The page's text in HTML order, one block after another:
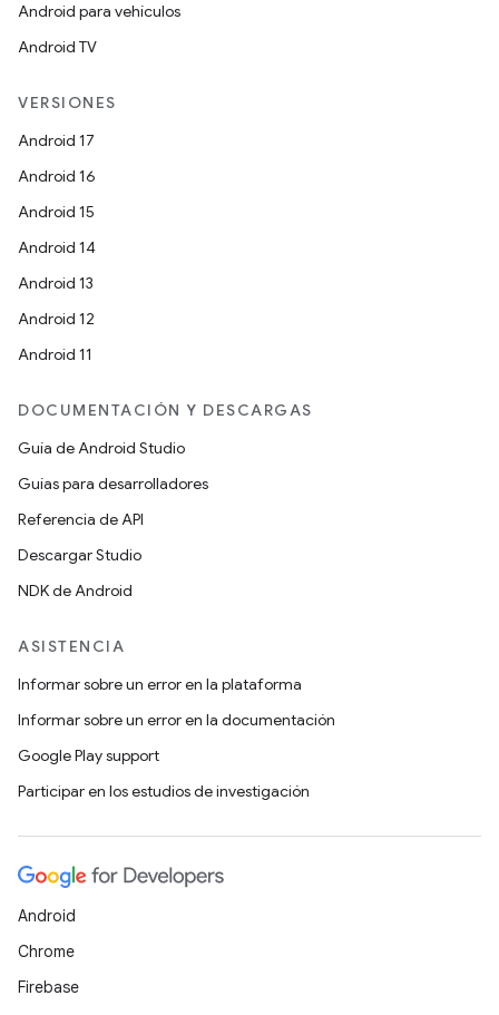
Android para vehículos
Android TV
VERSIONES
Android 17
Android 16
Android 15
Android 14
Android 13
Android 12
Android 11
DOCUMENTACIÓN Y DESCARGAS
Guía de Android Studio
Guías para desarrolladores
Referencia de API
Descargar Studio
NDK de Android
ASISTENCIA
Informar sobre un error en la plataforma
Informar sobre un error en la documentación
Google Play support
Participar en los estudios de investigación
Android
Chrome
Firebase